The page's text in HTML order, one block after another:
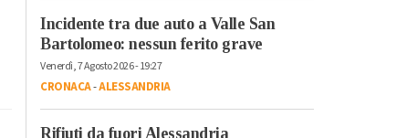
Incidente tra due auto a Valle San
Bartolomeo: nessun ferito grave
Venerdì, 7 Agosto 2026 - 19:27
CRONACA-ALESSANDRIA
Rifiuti da fuori Alessandria